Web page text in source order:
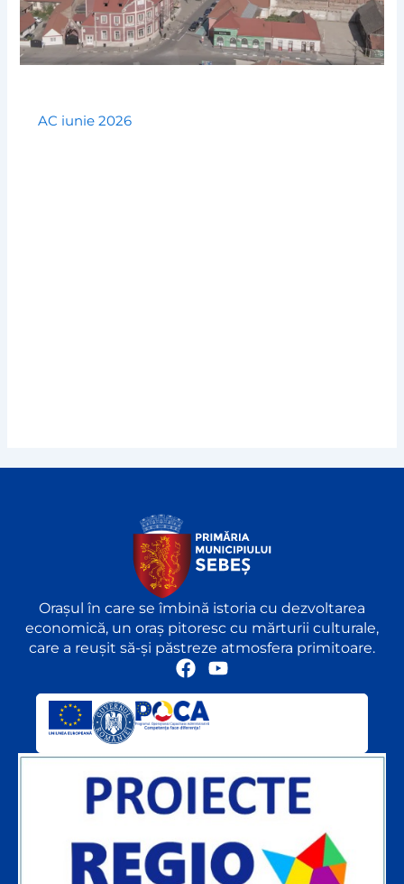
AC iunie 2026
Orașul în care se îmbină istoria cu dezvoltarea
economică, un oraș pitoresc cu mărturii culturale,
care a reușit să-și păstreze atmosfera primitoare.
F
a
c
e
k
Y
o
e